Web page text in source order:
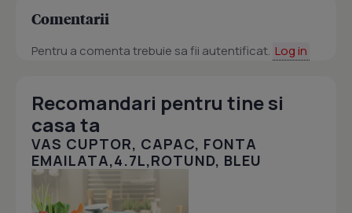
Comentarii
Pentru a comenta trebuie sa fii autentificat. Log in
Recomandari pentru tine si
casa ta
VAS CUPTOR, CAPAC, FONTA
EMAILATA,4.7L,ROTUND, BLEU